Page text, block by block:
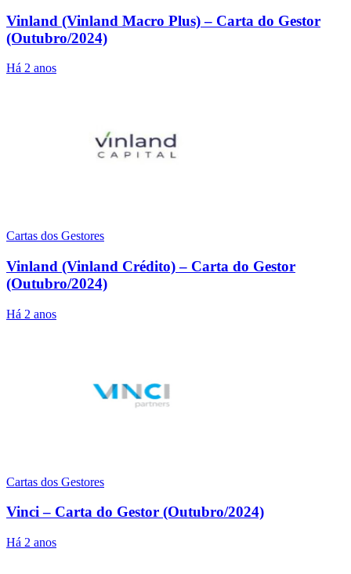
Vinland (Vinland Macro Plus) – Carta do Gestor
(Outubro/2024)
Há 2 anos
Cartas dos Gestores
Vinland (Vinland Crédito) – Carta do Gestor
(Outubro/2024)
Há 2 anos
Cartas dos Gestores
Vinci – Carta do Gestor (Outubro/2024)
Há 2 anos